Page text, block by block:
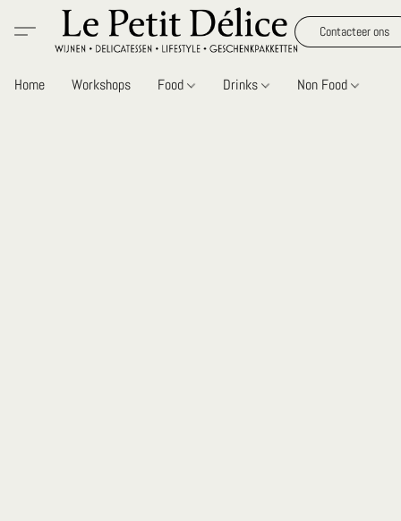
Contacteer ons
Home Workshops Food Drinks Non Food